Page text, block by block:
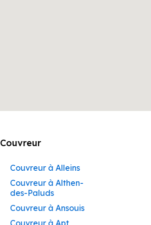
Couvreur
Couvreur à Alleins
Couvreur à Althen-
des-Paluds
Couvreur à Ansouis
Couvreur à Apt